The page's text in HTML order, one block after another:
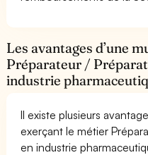
Les avantages d’une
Préparateur /
industrie
Il existe plusieurs
exerçant le métier
en industrie